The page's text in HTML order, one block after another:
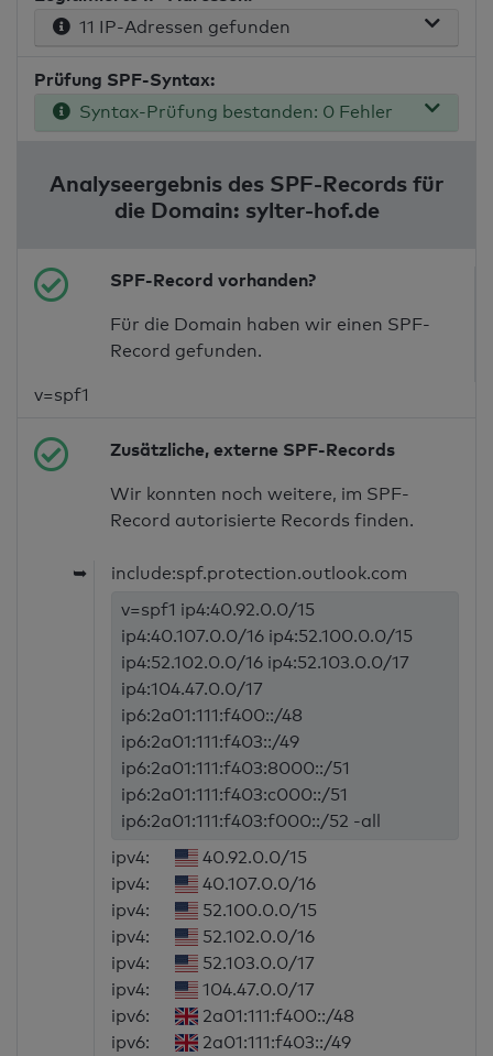
11 IP-Adressen gefunden
Prüfung SPF-Syntax:
Syntax-Prüfung bestanden: 0 Fehler
Analyseergebnis des SPF-Records für
die Domain: sylter-hof.de
SPF-Record vorhanden?
Für die Domain haben wir einen SPF-
Record gefunden.
v=spf1
Zusätzliche, externe SPF-Records
Wir konnten noch weitere, im SPF-
Record autorisierte Records finden.
➥
include:spf.protection.outlook.com
v=spf1 ip4:40.92.0.0/15
ip4:40.107.0.0/16 ip4:52.100.0.0/15
ip4:52.102.0.0/16 ip4:52.103.0.0/17
ip4:104.47.0.0/17
ip6:2a01:111:f400::/48
ip6:2a01:111:f403::/49
ip6:2a01:111:f403:8000::/51
ip6:2a01:111:f403:c000::/51
ip6:2a01:111:f403:f000::/52 -all
ipv4:
40.92.0.0/15
ipv4:
40.107.0.0/16
ipv4:
52.100.0.0/15
ipv4:
52.102.0.0/16
ipv4:
52.103.0.0/17
ipv4:
104.47.0.0/17
ipv6:
2a01:111:f400::/48
ipv6:
2a01:111:f403::/49